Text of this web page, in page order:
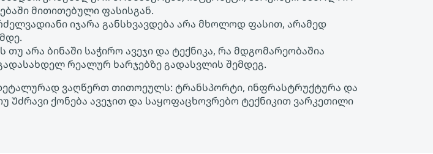
მითითებული ფასისგან.
იჯარა განსხვავდება არა მხოლოდ ფასით, არამედ
თუ არა ბინაში საჭირო ავეჯი და ტექნიკა, რა მდგომარეობაშია
რეალურ ხარჯებზე გადასვლის შემდეგ.
დეტალურად ვაღწერთ თითოეულს: ტრანსპორტი, ინფრასტრუქტურა და
Უძრავი ქონება ავეჯით და საყოფაცხოვრებო ტექნიკით ვარკეთილი